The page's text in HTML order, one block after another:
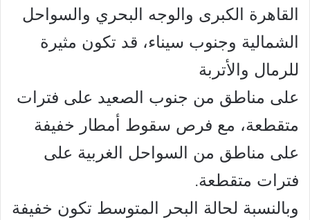
القاهرة الكبرى والوجه البحري والسواحل
الشمالية وجنوب سيناء، قد تكون مثيرة
للرمال والأتربة
على مناطق من جنوب الصعيد على فترات
متقطعة، مع فرص سقوط أمطار خفيفة
على مناطق من السواحل الغربية على
فترات متقطعة.
وبالنسبة لحالة البحر المتوسط تكون خفيفة